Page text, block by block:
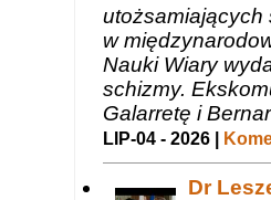
utożsamiających
w
Nauki Wiary
schizmy.
Galarretę i
LIP-04 - 2026 |
Dr